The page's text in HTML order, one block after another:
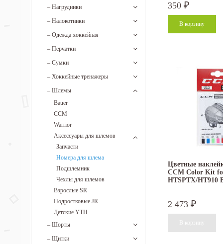
– Нагрудники
– Налокотники
– Одежда хоккейная
– Перчатки
– Сумки
– Хоккейные тренажеры
– Шлемы
Bauer
CCM
Warrior
Аксессуары для шлемов
Запчасти
Номера для шлема
Подшлемник
Чехлы для шлемов
Взрослые SR
Подростковые JR
Детские YTH
– Шорты
– Щитки
350 ₽
Цветные
CCM Color Kit
HTSPTX/HT910
2 473 ₽